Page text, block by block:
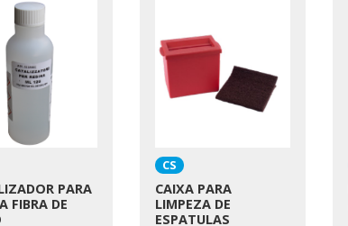
PARA
FIBRA DE
CS
CAIXA PARA
LIMPEZA DE
ESPATULAS